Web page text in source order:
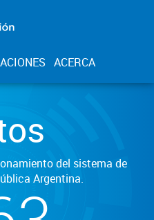
ACERCA
del sistema de
Argentina.